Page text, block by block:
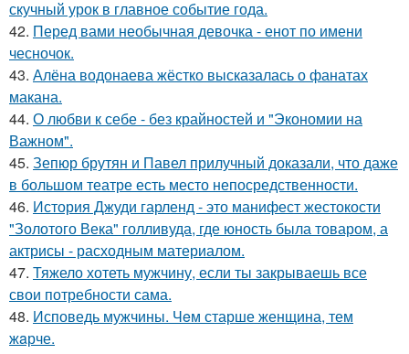
скучный урок в главное событие года.
42. Перед вами необычная девочка - енот по имени
чесночок.
43. Алёна водонаева жёстко высказалась о фанатах
макана.
44. О любви к себе - без крайностей и "Экономии на
Важном".
45. Зепюр брутян и Павел прилучный доказали, что даже
в большом театре есть место непосредственности.
46. История Джуди гарленд - это манифест жестокости
"Золотого Века" голливуда, где юность была товаром, а
актрисы - расходным материалом.
47. Тяжело хотеть мужчину, если ты закрываешь все
свои потребности сама.
48. Исповедь мужчины. Чeм старше женщина, тем
жaрче.